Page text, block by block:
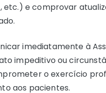
etc.) e comprovar
imediatamente à
impeditivo ou
o exercício
aos pacientes.